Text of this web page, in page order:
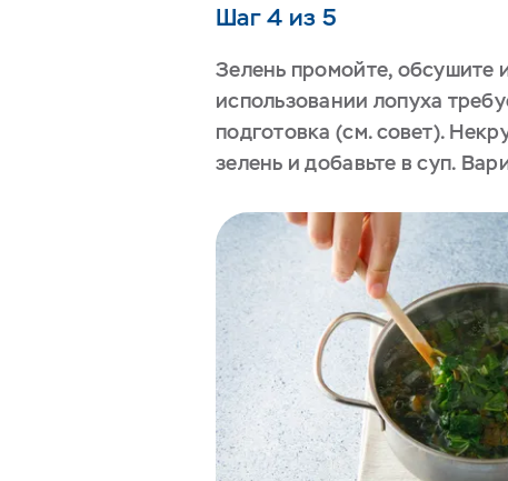
Шаг 4 из 5
Зелень промойте, обсушите
использовании лопуха
подготовка (см. совет).
зелень и добавьте в суп.